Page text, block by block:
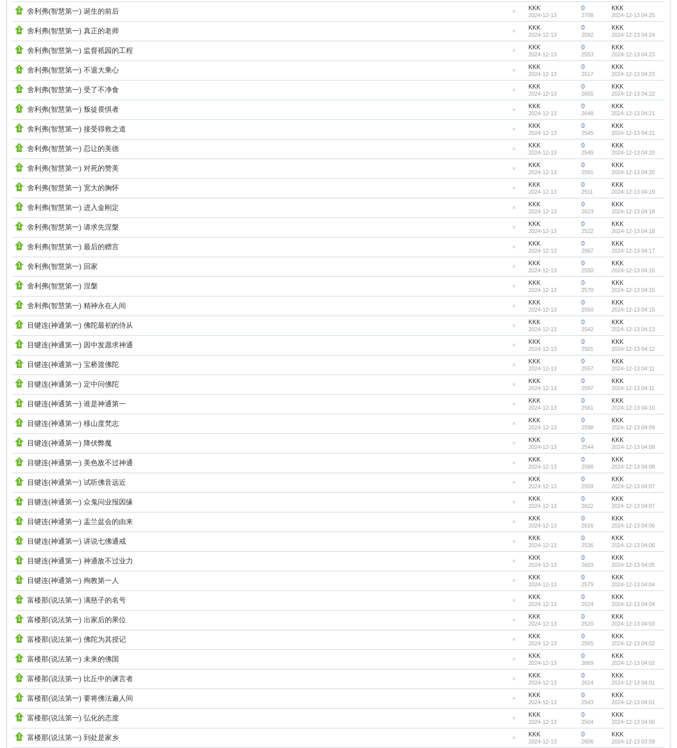
帖
藏
置
帖
藏
置
帖
舍利弗(智慧第一) 诞生的前后 KKK
2024-12-13
0
2708
KKK
2024-12-13 04:25
藏
置
帖
舍利弗(智慧第一) 真正的老师 KKK
2024-12-13
0
2592
KKK
2024-12-13 04:24
藏
置
帖
舍利弗(智慧第一) 监督祇园的工程 KKK
2024-12-13
0
2553
KKK
2024-12-13 04:23
藏
置
帖
舍利弗(智慧第一) 不退大乘心 KKK
2024-12-13
0
2517
KKK
2024-12-13 04:23
藏
置
帖
舍利弗(智慧第一) 受了不净食 KKK
2024-12-13
0
2655
KKK
2024-12-13 04:22
藏
置
帖
舍利弗(智慧第一) 叛徒畏惧者 KKK
2024-12-13
0
2648
KKK
2024-12-13 04:21
藏
置
帖
舍利弗(智慧第一) 接受得救之道 KKK
2024-12-13
0
2545
KKK
2024-12-13 04:21
藏
置
帖
舍利弗(智慧第一) 忍让的美德 KKK
2024-12-13
0
2549
KKK
2024-12-13 04:20
藏
置
帖
舍利弗(智慧第一) 对死的赞美 KKK
2024-12-13
0
2591
KKK
2024-12-13 04:20
藏
置
帖
舍利弗(智慧第一) 宽大的胸怀 KKK
2024-12-13
0
2511
KKK
2024-12-13 04:19
藏
置
帖
舍利弗(智慧第一) 进入金刚定 KKK
2024-12-13
0
2623
KKK
2024-12-13 04:18
藏
置
帖
舍利弗(智慧第一) 请求先涅槃 KKK
2024-12-13
0
2522
KKK
2024-12-13 04:18
藏
置
帖
舍利弗(智慧第一) 最后的赠言 KKK
2024-12-13
0
2567
KKK
2024-12-13 04:17
藏
置
帖
舍利弗(智慧第一) 回家 KKK
2024-12-13
0
2550
KKK
2024-12-13 04:16
藏
置
帖
舍利弗(智慧第一) 涅槃 KKK
2024-12-13
0
2570
KKK
2024-12-13 04:15
藏
置
帖
舍利弗(智慧第一) 精神永在人间 KKK
2024-12-13
0
2550
KKK
2024-12-13 04:15
藏
置
帖
目犍连(神通第一) 佛陀最初的侍从 KKK
2024-12-13
0
2542
KKK
2024-12-13 04:13
藏
置
帖
目犍连(神通第一) 因中发愿求神通 KKK
2024-12-13
0
2501
KKK
2024-12-13 04:12
藏
置
帖
目犍连(神通第一) 宝桥渡佛陀 KKK
2024-12-13
0
2557
KKK
2024-12-13 04:11
藏
置
帖
目犍连(神通第一) 定中问佛陀 KKK
2024-12-13
0
2597
KKK
2024-12-13 04:11
藏
置
帖
目犍连(神通第一) 谁是神通第一 KKK
2024-12-13
0
2561
KKK
2024-12-13 04:10
藏
置
帖
目犍连(神通第一) 移山度梵志 KKK
2024-12-13
0
2598
KKK
2024-12-13 04:09
藏
置
帖
目犍连(神通第一) 降伏弊魔 KKK
2024-12-13
0
2544
KKK
2024-12-13 04:09
藏
置
帖
目犍连(神通第一) 美色敌不过神通 KKK
2024-12-13
0
2586
KKK
2024-12-13 04:08
藏
置
帖
目犍连(神通第一) 试听佛音远近 KKK
2024-12-13
0
2559
KKK
2024-12-13 04:07
藏
置
帖
目犍连(神通第一) 众鬼问业报因缘 KKK
2024-12-13
0
2622
KKK
2024-12-13 04:07
藏
置
帖
目犍连(神通第一) 盂兰盆会的由来 KKK
2024-12-13
0
2616
KKK
2024-12-13 04:06
藏
置
帖
目犍连(神通第一) 讲说七佛通戒 KKK
2024-12-13
0
2536
KKK
2024-12-13 04:06
藏
置
帖
目犍连(神通第一) 神通敌不过业力 KKK
2024-12-13
0
2603
KKK
2024-12-13 04:05
藏
置
帖
目犍连(神通第一) 殉教第一人 KKK
2024-12-13
0
2579
KKK
2024-12-13 04:04
藏
置
帖
富楼那(说法第一) 满慈子的名号 KKK
2024-12-13
0
2524
KKK
2024-12-13 04:04
藏
置
帖
富楼那(说法第一) 出家后的果位 KKK
2024-12-13
0
2520
KKK
2024-12-13 04:03
藏
置
帖
富楼那(说法第一) 佛陀为其授记 KKK
2024-12-13
0
2555
KKK
2024-12-13 04:02
藏
置
帖
富楼那(说法第一) 未来的佛国 KKK
2024-12-13
0
2669
KKK
2024-12-13 04:02
藏
置
帖
富楼那(说法第一) 比丘中的谏言者 KKK
2024-12-13
0
2614
KKK
2024-12-13 04:01
藏
置
帖
富楼那(说法第一) 要将佛法遍人间 KKK
2024-12-13
0
2543
KKK
2024-12-13 04:01
藏
置
富楼那(说法第一) 弘化的态度 KKK
2024-12-13
0
2504
KKK
2024-12-13 04:00
富楼那(说法第一) 到处是家乡 KKK
2024-12-13
0
2606
KKK
2024-12-13 03:59